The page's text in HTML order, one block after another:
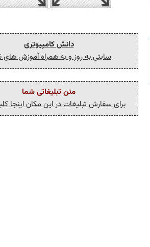
دانش کامپیوتری
سایتی به روز و به همراه آموزش های
متن تبلیغاتی شما
برای سفارش تبلیغات در این مکان اینجا